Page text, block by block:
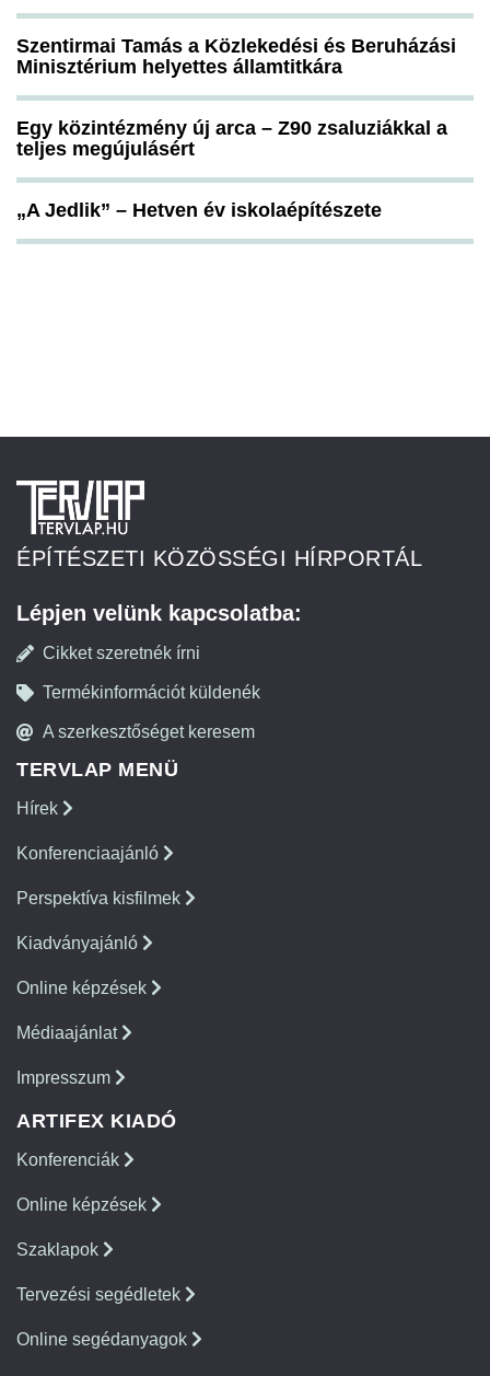
Szentirmai Tamás a Közlekedési és Beruházási
Minisztérium helyettes államtitkára
Egy közintézmény új arca – Z90 zsaluziákkal a
teljes megújulásért
„A Jedlik” – Hetven év iskolaépítészete
ÉPÍTÉSZETI KÖZÖSSÉGI HÍRPORTÁL
Lépjen velünk kapcsolatba:
Cikket szeretnék írni
Termékinformációt küldenék
A szerkesztőséget keresem
TERVLAP MENÜ
Hírek
Konferenciaajánló
Perspektíva kisfilmek
Kiadványajánló
Online képzések
Médiaajánlat
Impresszum
ARTIFEX KIADÓ
Konferenciák
Online képzések
Szaklapok
Tervezési segédletek
Online segédanyagok